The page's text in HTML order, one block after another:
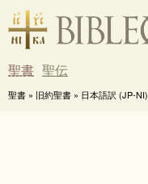
聖書 聖伝
聖書 » 旧約聖書 » 日本語訳 (JP-NI)